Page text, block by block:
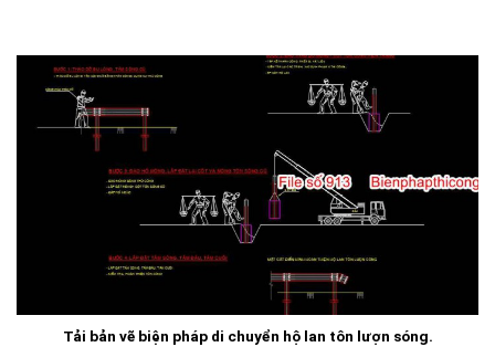
Tải bản vẽ biện pháp di chuyển hộ lan tôn lượn sóng.